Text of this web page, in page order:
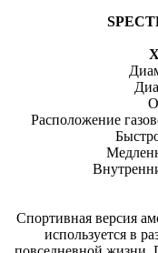
Расположение
Спортивная версия
используется в